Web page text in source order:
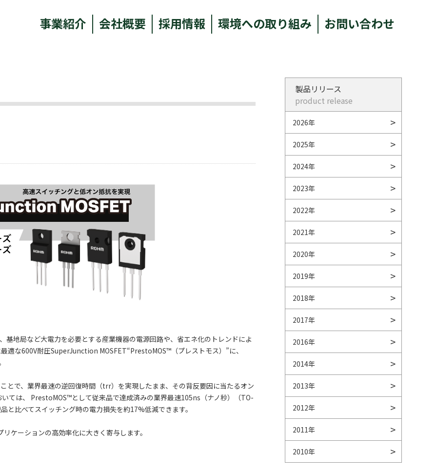
事業紹介 会社概要 採用情報 環境への取り組み お問い合わせ
基地局など大電力を必要とする産業機器の電源回路や、省エネ化のトレンドによ
適な600V耐圧SuperJunction MOSFET“PrestoMOS™（プレストモス）”に、
とで、業界最速の逆回復時間（trr）を実現したまま、その背反要因に当たるオン
ては、 PrestoMOS™として従来品で達成済みの業界最速105ns（ナノ秒）（TO-
と比べてスイッチング時の電力損失を約17%低減できます。
リケーションの高効率化に大きく寄与します。
製品リリース
product release
2026年
2025年
2024年
2023年
2022年
2021年
2020年
2019年
2018年
2017年
2016年
2014年
2013年
2012年
2011年
2010年